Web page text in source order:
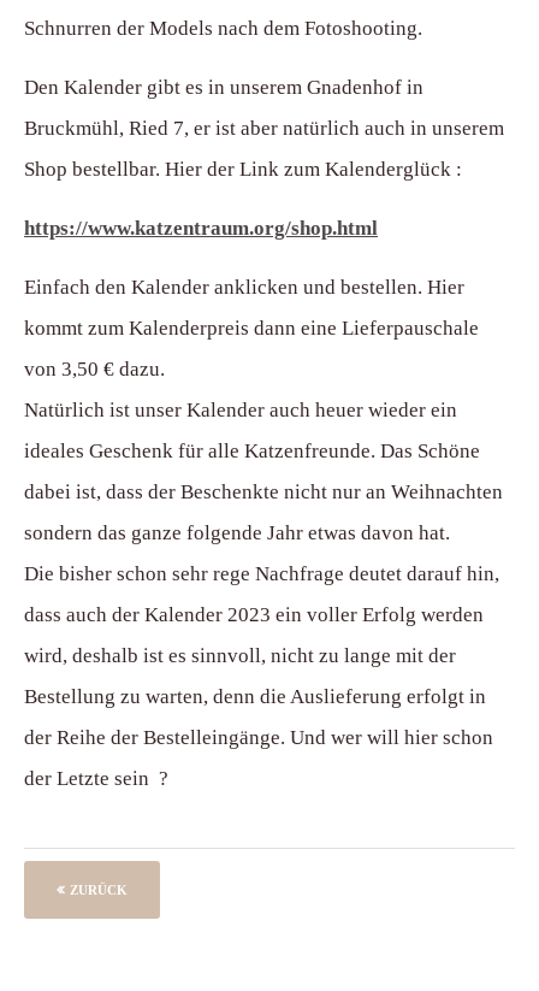
Schnurren der Models nach dem Fotoshooting.
Den Kalender gibt es in unserem Gnadenhof in
Bruckmühl, Ried 7, er ist aber natürlich auch in unserem
Shop bestellbar. Hier der Link zum Kalenderglück :
https://www.katzentraum.org/shop.html
Einfach den Kalender anklicken und bestellen. Hier
kommt zum Kalenderpreis dann eine Lieferpauschale
von 3,50 € dazu.
Natürlich ist unser Kalender auch heuer wieder ein
ideales Geschenk für alle Katzenfreunde. Das Schöne
dabei ist, dass der Beschenkte nicht nur an Weihnachten
sondern das ganze folgende Jahr etwas davon hat.
Die bisher schon sehr rege Nachfrage deutet darauf hin,
dass auch der Kalender 2023 ein voller Erfolg werden
wird, deshalb ist es sinnvoll, nicht zu lange mit der
Bestellung zu warten, denn die Auslieferung erfolgt in
der Reihe der Bestelleingänge. Und wer will hier schon
der Letzte sein ?
ZURÜCK